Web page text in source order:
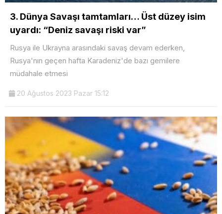
3. Dünya Savaşı tamtamları… Üst düzey isim
uyardı: “Deniz savaşı riski var”
Rusya ile Ukrayna arasındaki savaş devam ederken,
Rusya'nın geçen hafta Karadeniz'de bazı gemilere
müdahale etmesi
20 Ağustos 2023 Pazar 15:12